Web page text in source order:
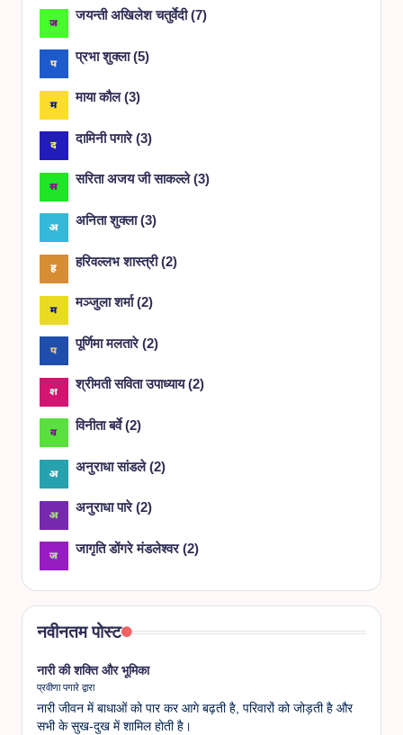
जयन्ती अखिलेश चतुर्वेदी(7)
प्रभा शुक्ला(5)
माया कौल(3)
दामिनी पगारे(3)
सरिता अजय जी साकल्ले(3)
अनिता शुक्ला(3)
हरिवल्लभ शास्त्री(2)
मञ्जुला शर्मा(2)
पूर्णिमा मलतारे(2)
श्रीमती सविता उपाध्याय(2)
विनीता बर्वे(2)
अनुराधा सांडले(2)
अनुराधा पारे(2)
जागृति डोंगरे मंडलेश्वर(2)
नवीनतम पोस्ट
नारी की शक्ति और भूमिका
प्रवीणा पगारे द्वारा
नारी जीवन में बाधाओं को पार कर आगे बढ़ती है, परिवारों को जोड़ती है और
सभी के सुख-दुख में शामिल होती है।